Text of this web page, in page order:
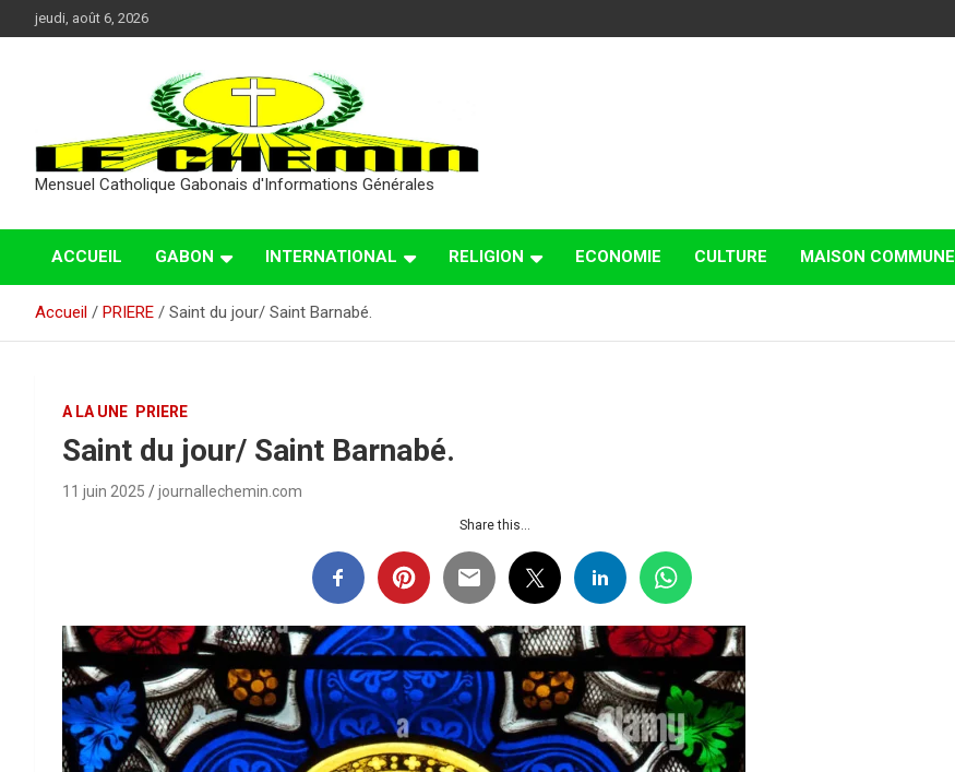
au
jeudi, août 6, 2026
Mensuel Catholique Gabonais d'Informations Générales
ACCUEIL GABON INTERNATIONAL RELIGION ECONOMIE CULTURE MAISON COMMUNE
Accueil PRIERE Saint du jour/ Saint Barnabé.
A LA UNE PRIERE
Saint du jour/ Saint Barnabé.
11 juin 2025 journallechemin.com
Share this...